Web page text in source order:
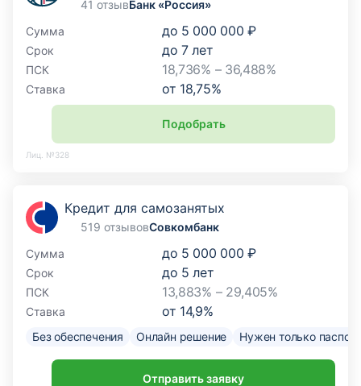
41 отзывБанк «Россия»
Сумма
до 5 000 000 ₽
Срок до7лет
ПСК 18,736% – 36,488%
Ставка от 18,75%
Подобрать
Лиц. №328
Кредит для самозанятых
519 отзывовСовкомбанк
Сумма
до 5 000 000 ₽
Срок до 5 лет
ПСК 13,883% – 29,405%
Ставка от 14,9%
Без обеспечения Онлайн решение Нужен только
Отправить заявку